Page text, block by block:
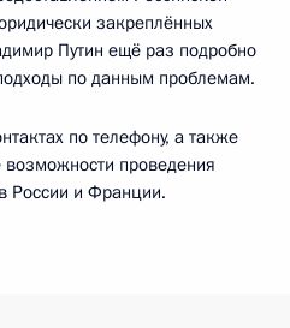
закреплённых
Путин ещё раз подробно
по данным проблемам.
по телефону, а также
возможности проведения
России и Франции.